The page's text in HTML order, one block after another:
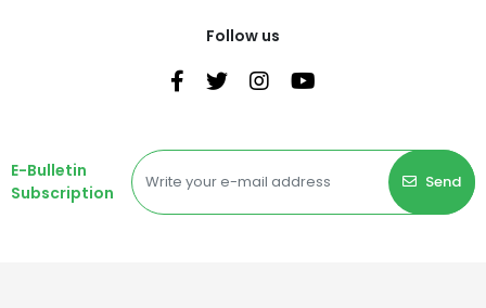
Follow us
E-Bulletin
Subscription
Send